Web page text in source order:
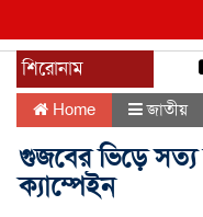
শিরোনাম
Home জাতীয়
গুজবের ভিড়ে সত্য
ক্যাম্পেইন